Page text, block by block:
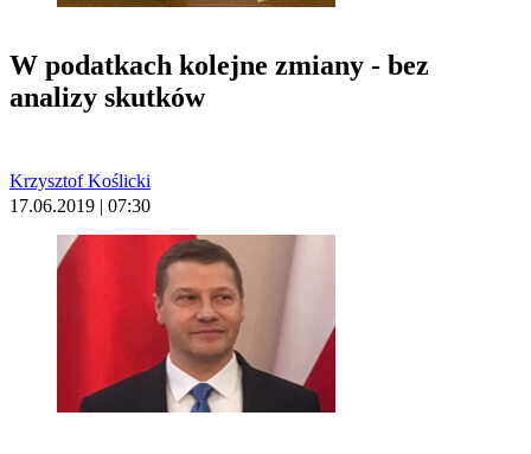
W podatkach kolejne zmiany - bez
analizy skutków
Krzysztof Koślicki
17.06.2019 | 07:30